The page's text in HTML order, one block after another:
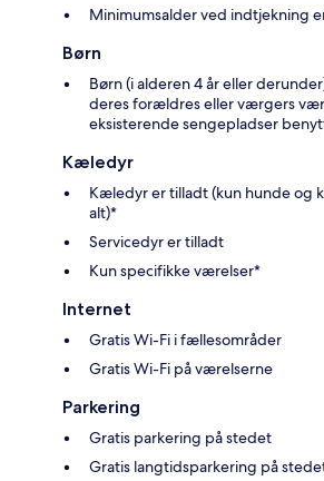
Minimumsalder ved indtjekning
Børn
Børn (i alderen 4 år eller
deres forældres eller værgers
eksisterende sengepladser
Kæledyr
Kæledyr er tilladt (kun hunde og
alt)*
Servicedyr er tilladt
Kun specifikke værelser*
Internet
Gratis Wi-Fi i fællesområder
Gratis Wi-Fi på værelserne
Parkering
Gratis parkering på stedet
Gratis langtidsparkering på